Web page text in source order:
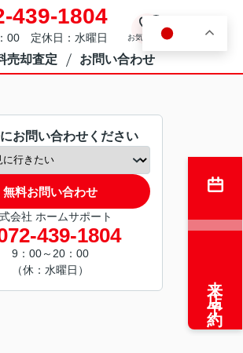
439-1804
00 定休日：水曜日 お気に入り
売却査定 お問い合わせ
お問い合わせください
無料お問い合わせ
会社 ホームサポート
439-1804
9：00～20：00
（休：水曜日）
来店予約